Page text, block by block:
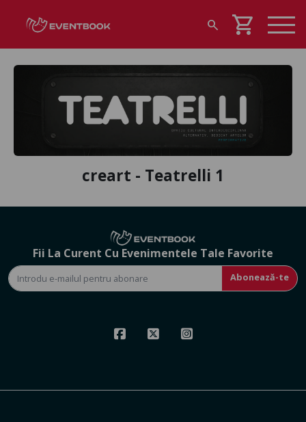
search shopping_cart
creart - Teatrelli 1
Fii La Curent Cu Evenimentele Tale Favorite
Abonează-te